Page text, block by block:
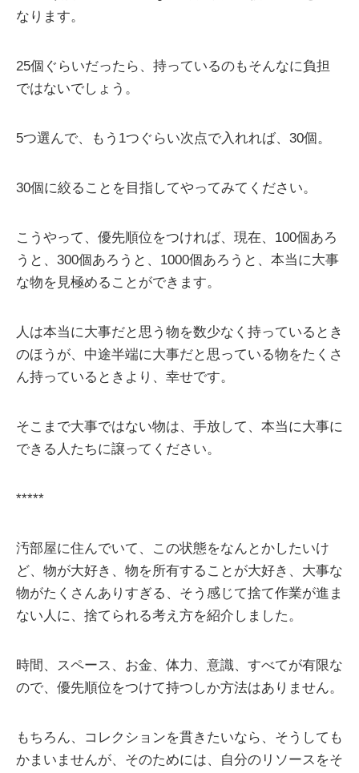
なります。
25個ぐらいだったら、持っているのもそんなに負担
ではないでしょう。
5つ選んで、もう1つぐらい次点で入れれば、30個。
30個に絞ることを目指してやってみてください。
こうやって、優先順位をつければ、現在、100個あろ
うと、300個あろうと、1000個あろうと、本当に大事
な物を見極めることができます。
人は本当に大事だと思う物を数少なく持っているとき
のほうが、中途半端に大事だと思っている物をたくさ
ん持っているときより、幸せです。
そこまで大事ではない物は、手放して、本当に大事に
できる人たちに譲ってください。
*****
汚部屋に住んでいて、この状態をなんとかしたいけ
ど、物が大好き、物を所有することが大好き、大事な
物がたくさんありすぎる、そう感じて捨て作業が進ま
ない人に、捨てられる考え方を紹介しました。
時間、スペース、お金、体力、意識、すべてが有限な
ので、優先順位をつけて持つしか方法はありません。
もちろん、コレクションを貫きたいなら、そうしても
かまいませんが、そのためには、自分のリソースをそ